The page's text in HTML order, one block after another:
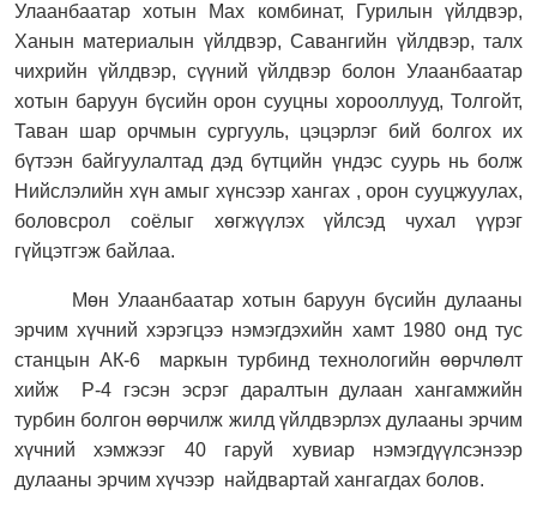
Улаанбаатар хотын Мах комбинат, Гурилын үйлдвэр,
Ханын материалын үйлдвэр, Савангийн үйлдвэр, талх
чихрийн үйлдвэр, сүүний үйлдвэр болон Улаанбаатар
хотын баруун бүсийн орон сууцны хорооллууд, Толгойт,
Таван шар орчмын сургууль, цэцэрлэг бий болгох их
бүтээн байгуулалтад дэд бүтцийн үндэс суурь нь болж
Нийслэлийн хүн амыг хүнсээр хангах , орон сууцжуулах,
боловсрол соёлыг хөгжүүлэх үйлсэд чухал үүрэг
гүйцэтгэж байлаа.
Мөн Улаанбаатар хотын баруун бүсийн дулааны
эрчим хүчний хэрэгцээ нэмэгдэхийн хамт 1980 онд тус
станцын АК-6
маркын турбинд технологийн өөрчлөлт
хийж
Р-4 гэсэн эсрэг даралтын дулаан хангамжийн
турбин болгон өөрчилж жилд үйлдвэрлэх дулааны эрчим
хүчний хэмжээг 40 гаруй хувиар нэмэгдүүлсэнээр
дулааны эрчим хүчээр найдвартай хангагдах болов.